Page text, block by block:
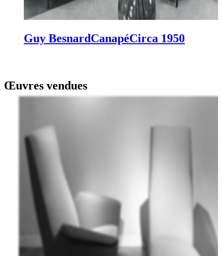
Guy BesnardCanapéCirca 1950
Œuvres vendues